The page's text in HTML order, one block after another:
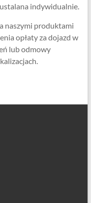
indywidualnie.
naszymi produktami
opłaty za dojazd w
lub odmowy